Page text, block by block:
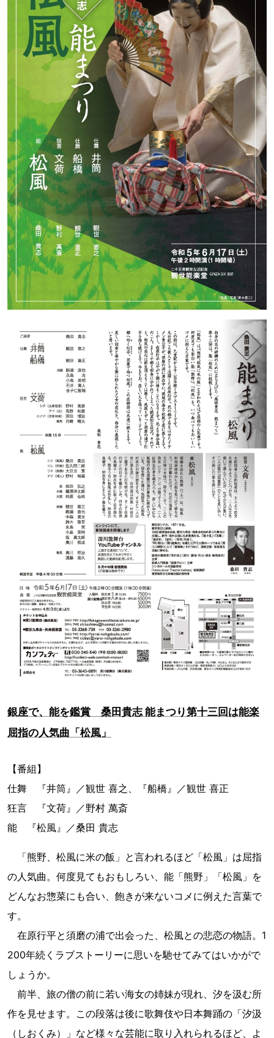
銀座で、能を鑑賞 桑田貴志 能まつり第十三回は能楽
屈指の人気曲「松風」
【番組】
仕舞 『井筒』／観世 喜之、『船橋』／観世 喜正
狂言 『文荷』／野村 萬斎
能 『松風』／桑田 貴志
「熊野、松風に米の飯」と言われるほど「松風」は屈指
の人気曲。何度見てもおもしろい、能「熊野」「松風」を
どんなお惣菜にも合い、飽きが来ないコメに例えた言葉で
す。
在原行平と須磨の浦で出会った、松風との悲恋の物語。1
200年続くラブストーリーに思いを馳せてみてはいかがで
しょうか。
前半、旅の僧の前に若い海女の姉妹が現れ、汐を汲む所
作を見せます。この段落は後に歌舞伎や日本舞踊の「汐汲
（しおくみ）」など様々な芸能に取り入れられるほど、よ